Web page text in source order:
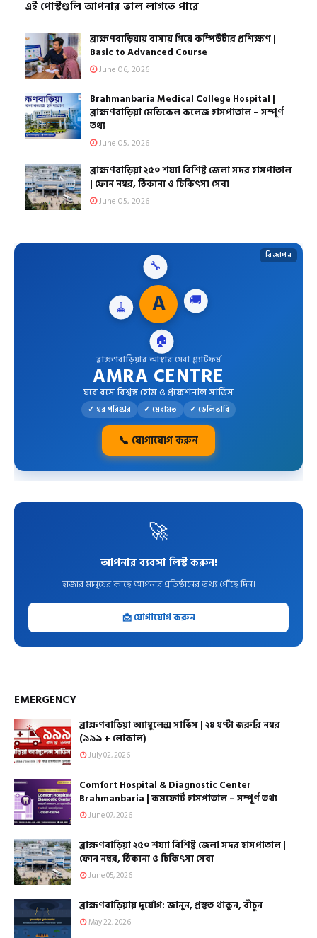
এই পোস্টগুলি আপনার ভাল লাগতে পারে
ব্রাহ্মণবাড়িয়ায় বাসায় গিয়ে কম্পিউটার প্রশিক্ষণ |
Basic to Advanced Course
June 06, 2026
Brahmanbaria Medical College Hospital |
ব্রাহ্মণবাড়িয়া মেডিকেল কলেজ হাসপাতাল – সম্পূর্ণ
তথ্য
June 05, 2026
ব্রাহ্মণবাড়িয়া ২৫০ শয্যা বিশিষ্ট জেলা সদর হাসপাতাল
| ফোন নম্বর, ঠিকানা ও চিকিৎসা সেবা
June 05, 2026
বিজ্ঞাপন
🏠
🔧
🚚
A
ব্রাহ্মণবাড়িয়ার আস্থার সেবা প্ল্যাটফর্ম
AMRA CENTRE
ঘরে বসে বিশ্বস্ত হোম ও প্রফেশনাল সার্ভিস
✓ ঘর পরিষ্কার ✓ মেরামত ✓ ডেলিভারি
📞 যোগাযোগ করুন
🚀
আপনার ব্যবসা লিস্ট করুন!
হাজার মানুষের কাছে আপনার প্রতিষ্ঠানের তথ্য পৌঁছে দিন।
📩 যোগাযোগ করুন
EMERGENCY
ব্রাহ্মণবাড়িয়া অ্যাম্বুলেন্স সার্ভিস | ২৪ ঘণ্টা জরুরি নম্বর
(৯৯৯ + লোকাল)
July 02, 2026
Comfort Hospital & Diagnostic Center
Brahmanbaria | কমফোর্ট হাসপাতাল – সম্পূর্ণ তথ্য
June 07, 2026
ব্রাহ্মণবাড়িয়া ২৫০ শয্যা বিশিষ্ট জেলা সদর হাসপাতাল |
ফোন নম্বর, ঠিকানা ও চিকিৎসা সেবা
June 05, 2026
ব্রাহ্মণবাড়িয়ায় দুর্যোগ: জানুন, প্রস্তুত থাকুন, বাঁচুন
May 22, 2026